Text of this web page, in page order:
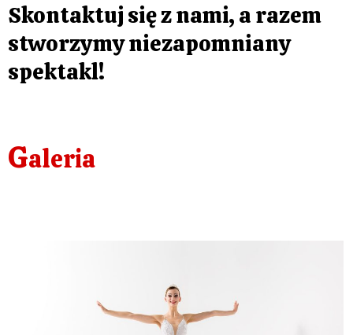
Skontaktuj się z nami, a razem
stworzymy niezapomniany
spektakl!
Galeria